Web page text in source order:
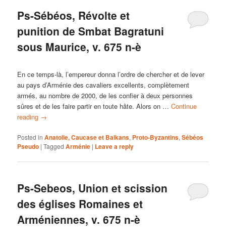
Ps-Sébéos, Révolte et
punition de Smbat Bagratuni
sous Maurice, v. 675 n-è
En ce temps-là, l’empereur donna l’ordre de chercher et de lever
au pays d’Arménie des cavaliers excellents, complètement
armés, au nombre de 2000, de les confier à deux personnes
sûres et de les faire partir en toute hâte. Alors on …Continue
reading →
Posted in Anatolie, Caucase et Balkans, Proto-Byzantins,Sébéos
Pseudo |Tagged Arménie | Leave a reply
Ps-Sebeos, Union et scission
des églises Romaines et
Arméniennes, v. 675 n-è